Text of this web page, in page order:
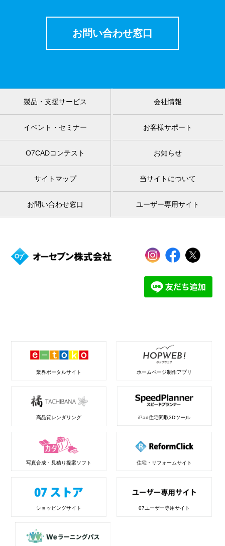
お問い合わせ窓口
製品・支援サービス 会社情報
イベント・セミナー お客様サポート
O7CADコンテスト お知らせ
サイトマップ 当サイトについて
お問い合わせ窓口 ユーザー専用サイト
業界ポータルサイト ホームページ制作アプリ
高品質レンダリング iPad住宅間取3Dツール
写真合成・見積り提案ソフト 住宅・リフォームサイト
ショッピングサイト 07ユーザー専用サイト